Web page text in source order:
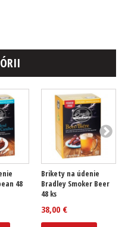
48
Brikety na údenie
Bradley Smoker Beer
48 ks
38,00 €